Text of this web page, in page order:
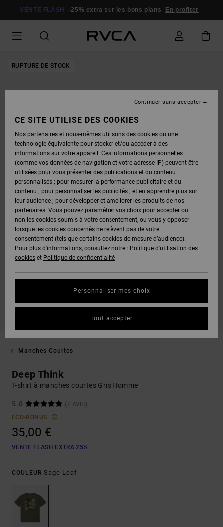
VENTE FLASH -25% extra sur les bons plans En profiter
RUPTURE DE STOCK
Manches Courtes
Deep Think
T-shirt à manches courtes Gris Homme
5.0
(7 AVIS)
ECO-BONUS
35,00 €
VENTE FLASH EXTRA 25%
COULEUR Sage Leaf
CE SITE UTILISE DES COOKIES
Nos partenaires et nous-mêmes utilisons des cookies ou une
technologie équivalente pour stocker et/ou accéder à des
informations sur votre appareil. Ces informations personnelles
(comme vos données de navigation et votre adresse IP) peuvent être
utilisées pour vous présenter des publications et du contenu
personnalisés ; pour mesurer la performance publicitaire et du
contenu ; pour personnaliser les publicités ; et en apprendre plus sur
leur audience ; pour développer et améliorer les produits de nos
partenaires. Vous pouvez paramétrer vos choix pour accepter ou
non les cookies soumis à votre consentement, ou vous y opposer
lorsque les cookies concernés ne relèvent pas de votre
consentement (tels que certains cookies de mesure d’audience).
Pour plus d'informations, consultez notre : Politique d'utilisation des
cookies et Politique de confidentialité
Personnaliser mes choix
Continuer sans accepter
Tout accepter